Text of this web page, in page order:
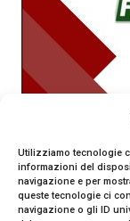
Utilizziamo tecnologie
informazioni del
navigazione e per
queste tecnologie ci
navigazione o gli ID